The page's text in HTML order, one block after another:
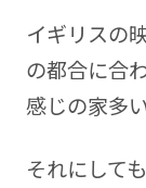
イギリスの
の都合に合
感じの家多
それにして